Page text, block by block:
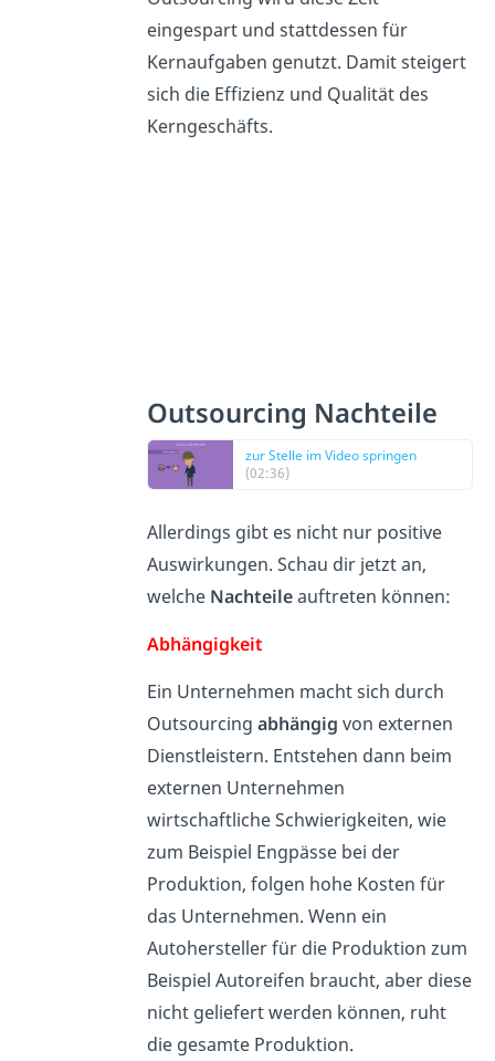
eingespart und stattdessen für
Kernaufgaben genutzt. Damit steigert
sich die Effizienz und Qualität des
Kerngeschäfts.
Outsourcing Nachteile
zur Stelle im Video springen
(02:36)
Allerdings gibt es nicht nur positive
Auswirkungen. Schau dir jetzt an,
welche Nachteileauftreten können:
Abhängigkeit
Ein Unternehmen macht sich durch
Outsourcingabhängig von externen
Dienstleistern. Entstehen dann beim
externen Unternehmen
wirtschaftliche Schwierigkeiten, wie
zum Beispiel Engpässe bei der
Produktion, folgen hohe Kosten für
das Unternehmen. Wenn ein
Autohersteller für die Produktion zum
Beispiel Autoreifen braucht, aber diese
nicht geliefert werden können, ruht
die gesamte Produktion.